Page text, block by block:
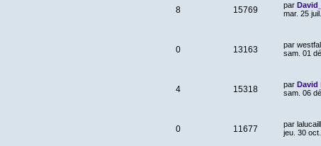
8 15769 par
mar. 25
0 13163 par
sam. 01
4 15318 par David
sam. 06
0 11677 par
jeu. 30